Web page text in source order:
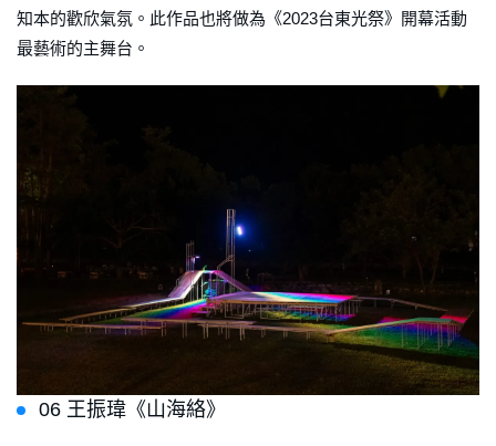
知本的歡欣氣氛。此作品也將做為《2023台東光祭》開幕活動
最藝術的主舞台。
06 王振瑋《山海絡》